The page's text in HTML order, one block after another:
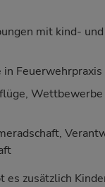
mit kind-
in
Wettbewerbe
es zusätzlich